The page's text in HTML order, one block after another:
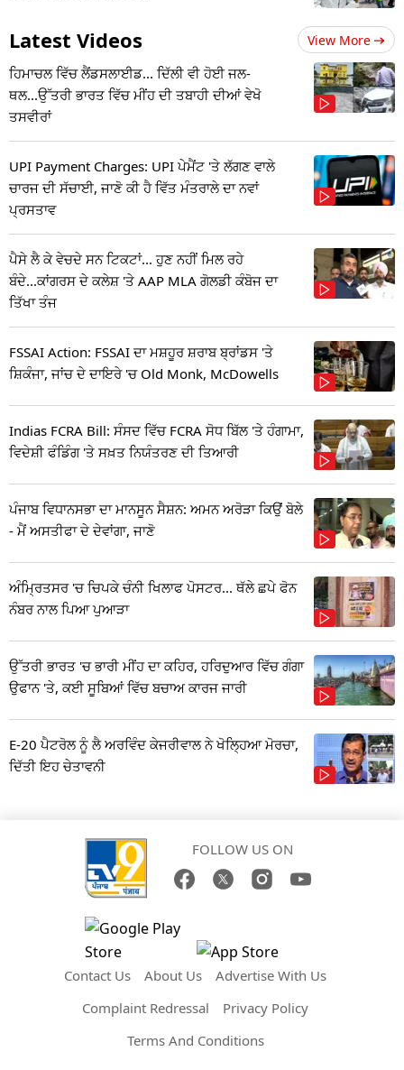
Latest Videos View More
ਹਿਮਾਚਲ ਵਿੱਚ ਲੈਂਡਸਲਾਈਡ... ਦਿੱਲੀ ਵੀ ਹੋਈ ਜਲ-
ਥਲ...ਉੱਤਰੀ ਭਾਰਤ ਵਿੱਚ ਮੀਂਹ ਦੀ ਤਬਾਹੀ ਦੀਆਂ ਵੇਖੋ
ਤਸਵੀਰਾਂ
UPI Payment Charges: UPI ਪੇਮੈਂਟ 'ਤੇ ਲੱਗਣ ਵਾਲੇ
ਚਾਰਜ ਦੀ ਸੱਚਾਈ, ਜਾਣੋ ਕੀ ਹੈ ਵਿੱਤ ਮੰਤਰਾਲੇ ਦਾ ਨਵਾਂ
ਪ੍ਰਸਤਾਵ
ਪੈਸੇ ਲੈ ਕੇ ਵੇਚਦੇ ਸਨ ਟਿਕਟਾਂ... ਹੁਣ ਨਹੀਂ ਮਿਲ ਰਹੇ
ਬੰਦੇ...ਕਾਂਗਰਸ ਦੇ ਕਲੇਸ਼ 'ਤੇ AAP MLA ਗੋਲਡੀ ਕੰਬੋਜ ਦਾ
ਤਿੱਖਾ ਤੰਜ
FSSAI Action: FSSAI ਦਾ ਮਸ਼ਹੂਰ ਸ਼ਰਾਬ ਬ੍ਰਾਂਡਸ 'ਤੇ
ਸ਼ਿਕੰਜਾ, ਜਾਂਚ ਦੇ ਦਾਇਰੇ 'ਚ Old Monk, McDowells
Indias FCRA Bill: ਸੰਸਦ ਵਿੱਚ FCRA ਸੋਧ ਬਿੱਲ 'ਤੇ ਹੰਗਾਮਾ,
ਵਿਦੇਸ਼ੀ ਫੰਡਿੰਗ 'ਤੇ ਸਖ਼ਤ ਨਿਯੰਤਰਣ ਦੀ ਤਿਆਰੀ
ਪੰਜਾਬ ਵਿਧਾਨਸਭਾ ਦਾ ਮਾਨਸੂਨ ਸੈਸ਼ਨ: ਅਮਨ ਅਰੋੜਾ ਕਿਉਂ ਬੋਲੇ
- ਮੈਂ ਅਸਤੀਫਾ ਦੇ ਦੇਵਾਂਗਾ, ਜਾਣੋ
ਅੰਮ੍ਰਿਤਸਰ 'ਚ ਚਿਪਕੇ ਚੰਨੀ ਖਿਲਾਫ ਪੋਸਟਰ... ਥੱਲੇ ਛਪੇ ਫੋਨ
ਨੰਬਰ ਨਾਲ ਪਿਆ ਪੁਆੜਾ
ਉੱਤਰੀ ਭਾਰਤ 'ਚ ਭਾਰੀ ਮੀਂਹ ਦਾ ਕਹਿਰ, ਹਰਿਦੁਆਰ ਵਿੱਚ ਗੰਗਾ
ਉਫਾਨ 'ਤੇ, ਕਈ ਸੂਬਿਆਂ ਵਿੱਚ ਬਚਾਅ ਕਾਰਜ ਜਾਰੀ
E-20 ਪੈਟਰੋਲ ਨੂੰ ਲੈ ਅਰਵਿੰਦ ਕੇਜਰੀਵਾਲ ਨੇ ਖੋਲ੍ਹਿਆ ਮੋਰਚਾ,
ਦਿੱਤੀ ਇਹ ਚੇਤਾਵਨੀ
FOLLOW US ON
Contact Us About Us
Advertise With Us
Complaint Redressal
Privacy Policy
Terms And Conditions